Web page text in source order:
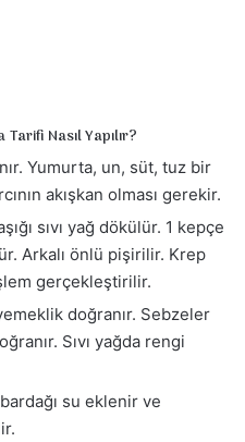
Nasıl Yapılır?
Yumurta, un, süt, tuz bir
akışkan olması gerekir.
sıvı yağ dökülür. 1 kepçe
Arkalı önlü pişirilir. Krep
gerçekleştirilir.
doğranır. Sebzeler
Sıvı yağda rengi
su eklenir ve